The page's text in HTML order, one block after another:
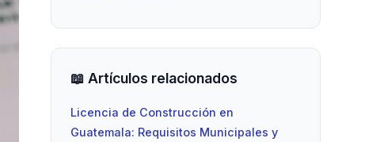
📖 Artículos relacionados
Licencia de Construcción en
Guatemala: Requisitos Municipales y